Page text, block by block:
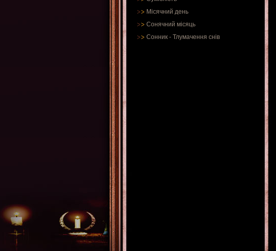
Місячний день
Сонячний місяць
Сонник - Тлумачення снів